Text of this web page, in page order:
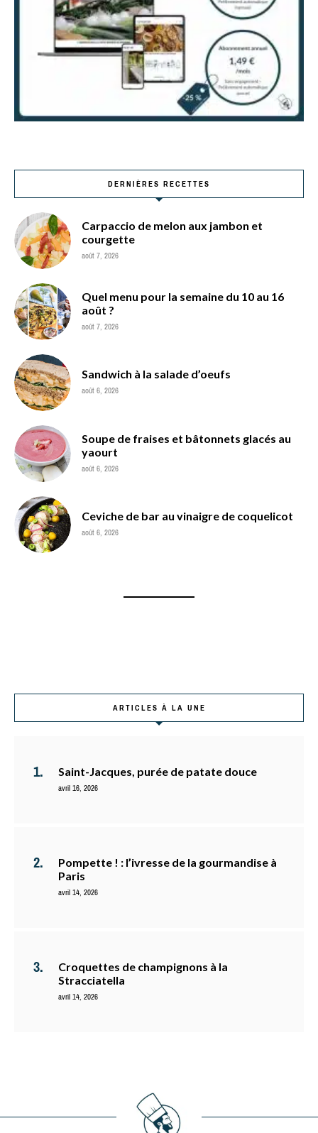
DERNIÈRES RECETTES
Carpaccio de melon aux jambon et
courgette
août 7, 2026
Quel menu pour la semaine du 10 au 16
août ?
août 7, 2026
Sandwich à la salade d’oeufs
août 6, 2026
Soupe de fraises et bâtonnets glacés au
yaourt
août 6, 2026
Ceviche de bar au vinaigre de coquelicot
août 6, 2026
ARTICLES À LA UNE
Saint-Jacques, purée de patate douce
avril 16, 2026
Pompette ! : l’ivresse de la gourmandise à
Paris
avril 14, 2026
Croquettes de champignons à la
Stracciatella
avril 14, 2026